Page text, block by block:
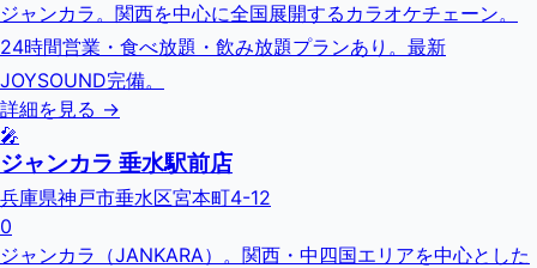
ジャンカラ。関西を中心に全国展開するカラオケチェーン。
24時間営業・食べ放題・飲み放題プランあり。最新
JOYSOUND完備。
詳細を見る →
🎤
ジャンカラ 垂水駅前店
兵庫県神戸市垂水区宮本町4-12
0
ジャンカラ（JANKARA）。関西・中四国エリアを中心とした